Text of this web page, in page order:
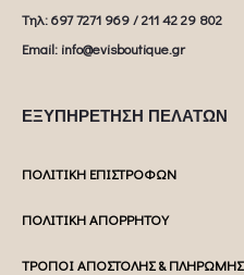
Tηλ: 697 7271 969 / 211 42 29 802
Email: info@evisboutique.gr
ΕΞΥΠΗΡΕΤΗΣΗ ΠΕΛΑΤΩΝ
ΠΟΛΙΤΙΚΗ ΕΠΙΣΤΡΟΦΩΝ
ΠΟΛΙΤΙΚΗ ΑΠΟΡΡΗΤΟΥ
ΤΡΟΠΟΙ ΑΠΟΣΤΟΛΗΣ & ΠΛΗΡΩΜΗΣ